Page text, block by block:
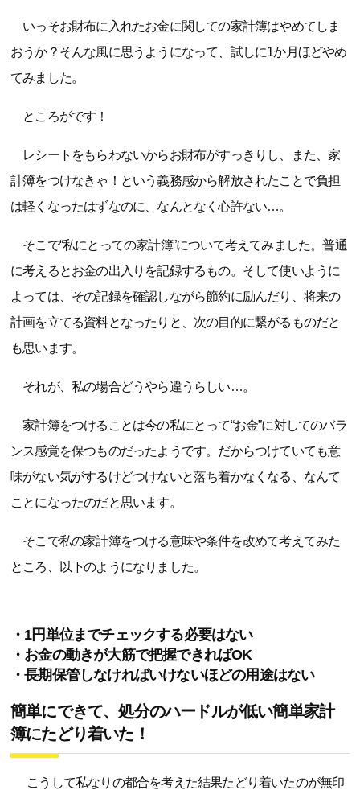
いっそお財布に入れたお金に関しての家計簿はやめてしま
おうか？そんな風に思うようになって、試しに1か月ほどやめ
てみました。
ところがです！
レシートをもらわないからお財布がすっきりし、また、家
計簿をつけなきゃ！という義務感から解放されたことで負担
は軽くなったはずなのに、なんとなく心許ない…。
そこで“私にとっての家計簿”について考えてみました。普通
に考えるとお金の出入りを記録するもの。そして使いように
よっては、その記録を確認しながら節約に励んだり、将来の
計画を立てる資料となったりと、次の目的に繋がるものだと
も思います。
それが、私の場合どうやら違うらしい…。
家計簿をつけることは今の私にとって“お金”に対してのバラ
ンス感覚を保つものだったようです。だからつけていても意
味がない気がするけどつけないと落ち着かなくなる、なんて
ことになったのだと思います。
そこで私の家計簿をつける意味や条件を改めて考えてみた
ところ、以下のようになりました。
・1円単位までチェックする必要はない
・お金の動きが大筋で把握できればOK
・長期保管しなければいけないほどの用途はない
簡単にできて、処分のハードルが低い簡単家計
簿にたどり着いた！
こうして私なりの都合を考えた結果たどり着いたのが無印